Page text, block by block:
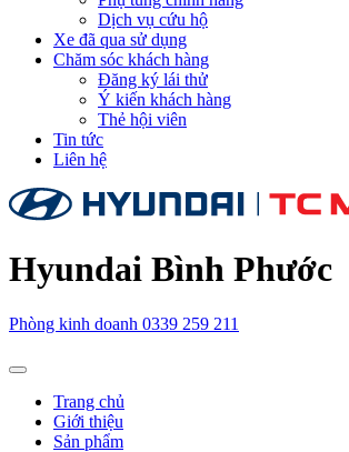
Dịch vụ cứu hộ
Xe đã qua sử dụng
Chăm sóc khách hàng
Đăng ký lái thử
Ý kiến khách hàng
Thẻ hội viên
Tin tức
Liên hệ
Hyundai Bình Phước
Phòng kinh doanh 0339 259 211
Trang chủ
Giới thiệu
Sản phẩm